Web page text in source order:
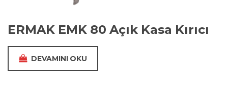
ERMAK EMK 80 Açık Kasa Kırıcı
DEVAMINI OKU